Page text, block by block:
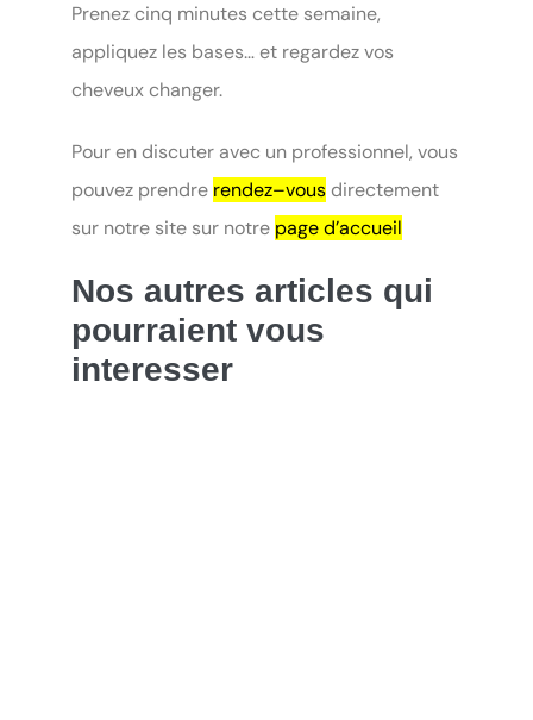
Prenez cinq minutes cette semaine,
appliquez les bases… et regardez vos
cheveux changer.
Pour en discuter avec un professionnel, vous
pouvez prendre rendez–vous directement
sur notre site sur notre page d’accueil
Nos autres articles qui
pourraient vous
interesser